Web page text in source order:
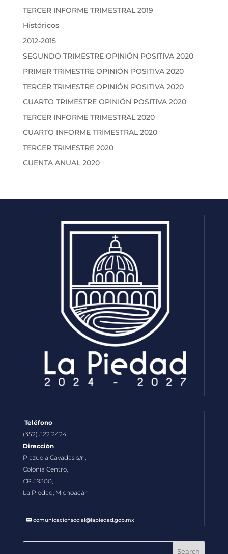
TERCER INFORME TRIMESTRAL 2019
Históricos
2012-2015
SEGUNDO TRIMESTRE OPINIÓN POSITIVA 2020
PRIMER TRIMESTRE OPINIÓN POSITIVA 2020
TERCER TRIMESTRE OPINIÓN POSITIVA 2020
CUARTO TRIMESTRE OPINIÓN POSITIVA 2020
TERCER INFORME TRIMESTRAL 2020
CUARTO INFORME TRIMESTRAL 2020
TERCER TRIMESTRE 2020
CUENTA ANUAL 2020
Teléfono
(352) 522 2424
Dirección
Plazuela Cavadas s/n,
Colonia Centro,
CP 59300,
La Piedad, Michoacán
comunicacionsocial@lapiedad.gob.mx